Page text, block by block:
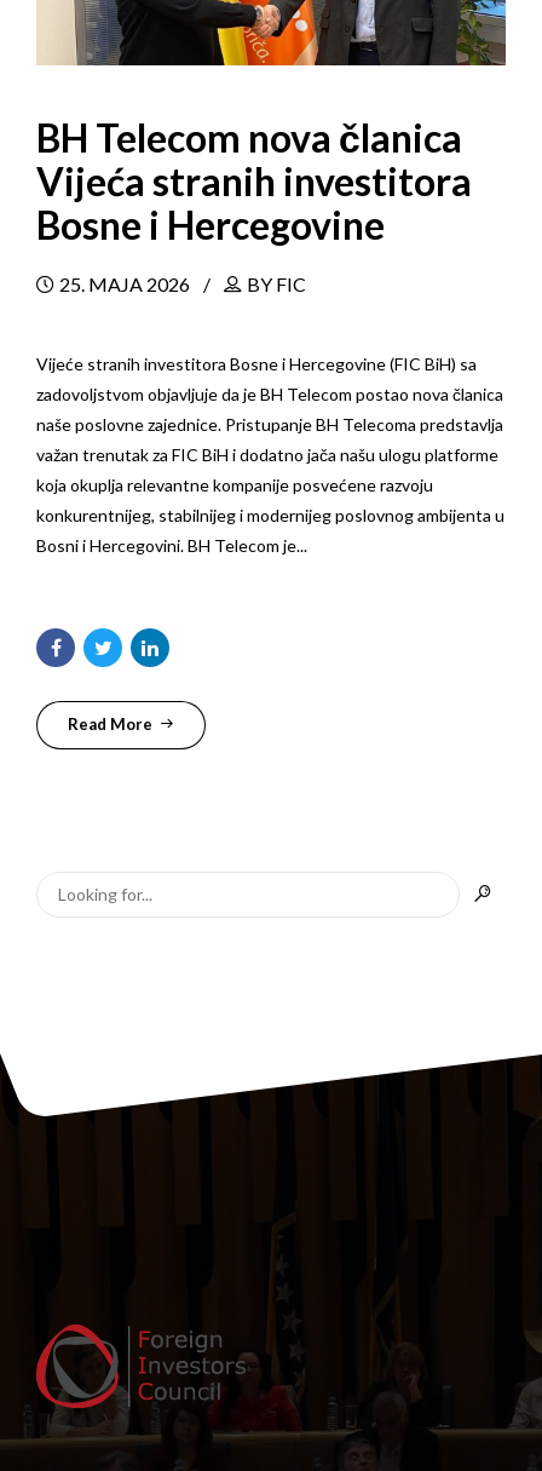
BH Telecom nova članica
Vijeća stranih investitora
Bosne i Hercegovine
25. MAJA 2026 BY FIC
Vijeće stranih investitora Bosne i Hercegovine (FIC BiH) sa
zadovoljstvom objavljuje da je BH Telecom postao nova članica
naše poslovne zajednice. Pristupanje BH Telecoma predstavlja
važan trenutak za FIC BiH i dodatno jača našu ulogu platforme
koja okuplja relevantne kompanije posvećene razvoju
konkurentnijeg, stabilnijeg i modernijeg poslovnog ambijenta u
Bosni i Hercegovini. BH Telecom je...
Read More